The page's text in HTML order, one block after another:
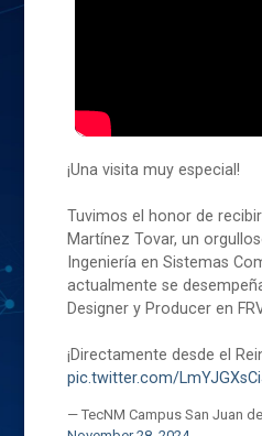
¡Una visita muy especial!
Tuvimos el honor de
Martínez Tovar, un
Ingeniería en Sistemas
actualmente se
Designer y Producer en
¡Directamente desde el
pic.twitter.com/
— TecNM Campus San Juan